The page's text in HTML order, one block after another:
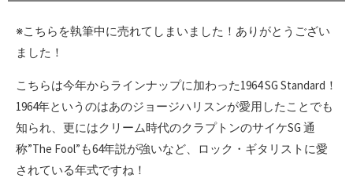
※こちらを執筆中に売れてしまいました！ありがとうござい
ました！
こちらは今年からラインナップに加わった1964 SG Standard！
1964年というのはあのジョージハリスンが愛用したことでも
知られ、更にはクリーム時代のクラプトンのサイケSG 通
称”The Fool”も64年説が強いなど、ロック・ギタリストに愛
されている年式ですね！